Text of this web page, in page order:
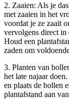
2. Zaaien: Als je
met zaaien in het
voordat je ze zaait
vervolgens direct in
Houd een
zaden om
3. Planten van
het late najaar
en plaats de bollen
plantafstand aan